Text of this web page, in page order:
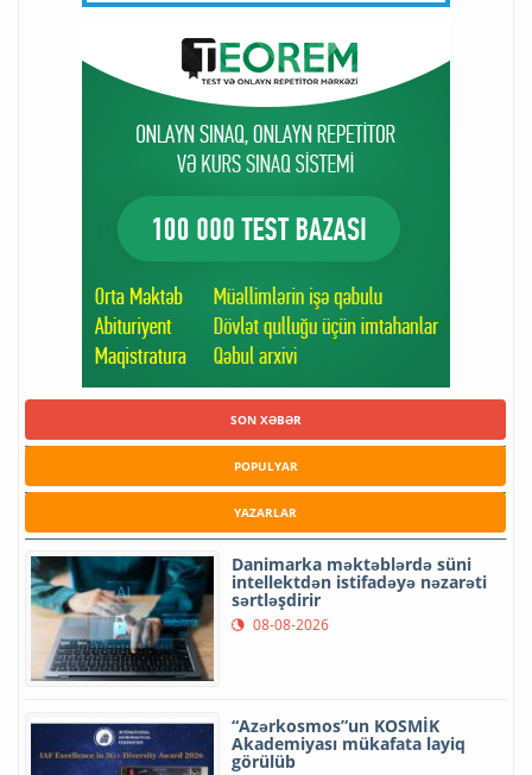
SON XƏBƏR
POPULYAR
YAZARLAR
Danimarka məktəblərdə süni
intellektdən istifadəyə nəzarəti
sərtləşdirir
08-08-2026
“Azərkosmos”un KOSMİK
Akademiyası mükafata layiq
görülüb